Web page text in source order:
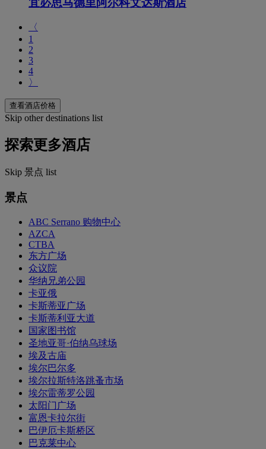
〈
1
2
3
4
〉
查看酒店价格
Skip other destinations list
探索更多酒店
Skip 景点 list
景点
ABC Serrano 购物中心
AZCA
CTBA
东方广场
众议院
华纳兄弟公园
卡亚俄
卡斯蒂亚广场
卡斯蒂利亚大道
国家图书馆
圣地亚哥·伯纳乌球场
埃及古庙
埃尔巴尔多
埃尔拉斯特洛跳蚤市场
埃尔雷蒂罗公园
太阳门广场
富恩卡拉尔街
巴伊厄卡斯桥区
巴克莱中心